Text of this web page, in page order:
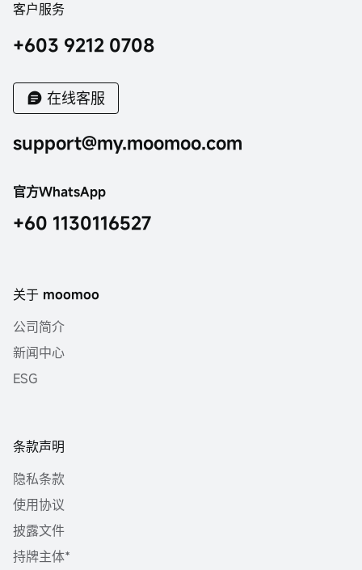
客户服务
+603 9212 0708
在线客服
support@my.moomoo.com
官方WhatsApp
+60 1130116527
关于 moomoo
公司简介
新闻中心
ESG
条款声明
隐私条款
使用协议
披露文件
持牌主体*